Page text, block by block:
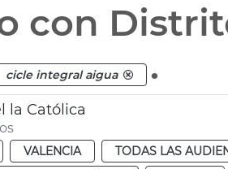
con
cicle integral aigua .
la Católica
VALENCIA TODAS LAS